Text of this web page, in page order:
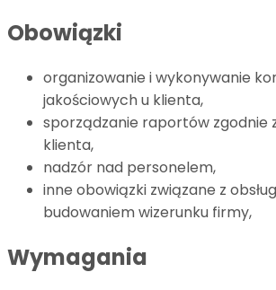
Obowiązki
organizowanie i wykonywanie
jakościowych u klienta,
sporządzanie raportów zgodnie
klienta,
nadzór nad personelem,
inne obowiązki związane z
budowaniem wizerunku firmy,
Wymagania